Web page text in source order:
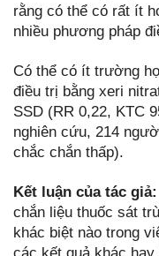
rằng có thể có rất ít
nhiều phương pháp
Có thể có ít trường
điều trị bằng xeri
SSD (RR 0,22, KTC
nghiên cứu, 214
chắc chắn thấp).
Kết luận của tác giả:
chắn liệu thuốc sát
khác biệt nào trong